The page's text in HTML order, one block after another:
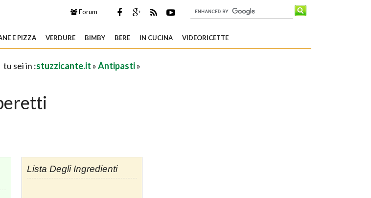
Forum
E PIZZA VERDURE BIMBY BERE IN CUCINA VIDEORICETTE
tu sei in :stuzzicante.it »Antipasti»
Lista Degli Ingredienti